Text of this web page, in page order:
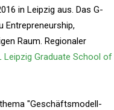
in Leipzig aus. Das G-
Entrepreneurship,
Raum. Regionaler
Leipzig Graduate School of
"Geschäftsmodell-